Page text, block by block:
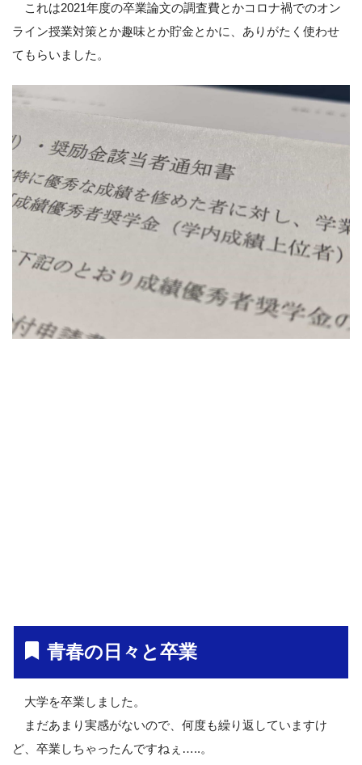
これは2021年度の卒業論文の調査費とかコロナ禍でのオン
ライン授業対策とか趣味とか貯金とかに、ありがたく使わせ
てもらいました。
青春の日々と卒業
大学を卒業しました。
まだあまり実感がないので、何度も繰り返していますけ
ど、卒業しちゃったんですねぇ…..。